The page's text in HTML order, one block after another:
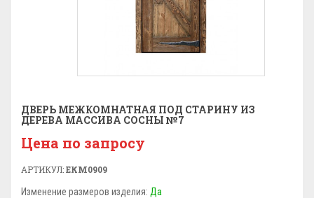
ДВЕРЬ МЕЖКОМНАТНАЯ ПОД СТАРИНУ ИЗ
ДЕРЕВА МАССИВА СОСНЫ №7
Цена по запросу
АРТИКУЛ:ЕКМ0909
Изменение размеров изделия: Да